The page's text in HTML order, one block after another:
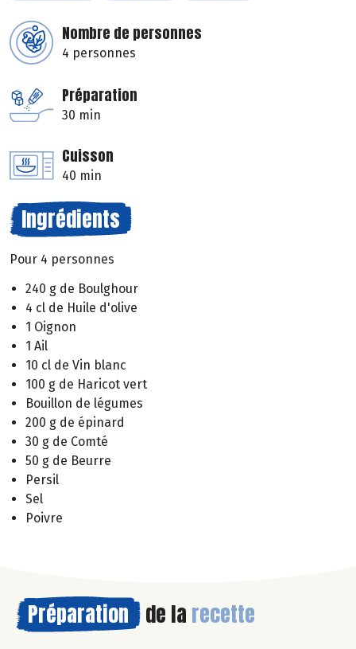
Nombre de personnes
4 personnes
Préparation
30 min
Cuisson
40 min
Ingrédients
Pour 4 personnes
240 g de Boulghour
4 cl de Huile d'olive
1 Oignon
1 Ail
10 cl de Vin blanc
100 g de Haricot vert
Bouillon de légumes
200 g de épinard
30 g de Comté
50 g de Beurre
Persil
Sel
Poivre
Préparation de la recette